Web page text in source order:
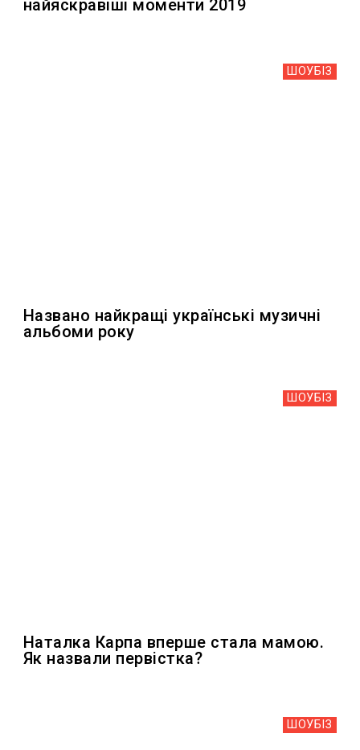
найяскравіші моменти 2019
ШОУБIЗ
Названо найкращі українські музичні
альбоми року
ШОУБIЗ
Наталка Карпа вперше стала мамою.
Як назвали первістка?
ШОУБIЗ